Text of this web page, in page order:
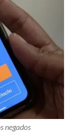
negados